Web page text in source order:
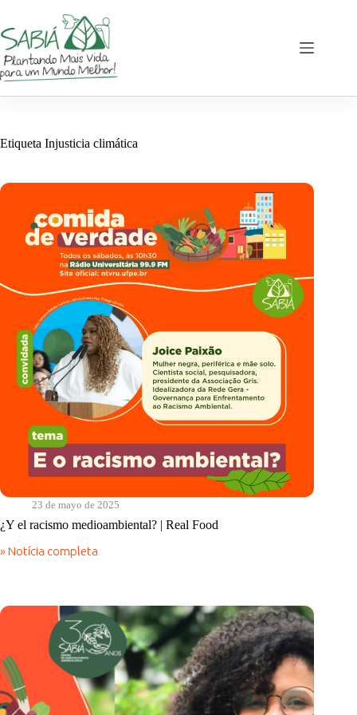
contenido
Etiqueta Injusticia climática
23 de mayo de 2025
¿Y el racismo medioambiental? | Real Food
» Notícia completa
¿Y
|